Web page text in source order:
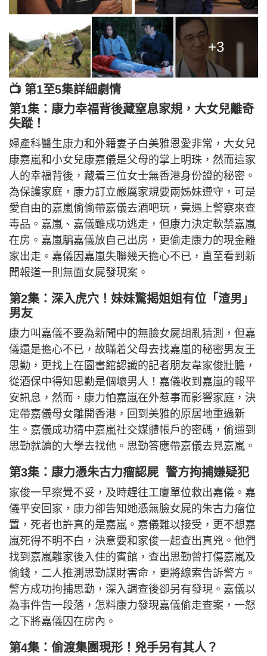
+3
📺 第1至5集詳細劇情
第1集：康力幸福背後藏窒息家規，大女兒離奇
失蹤！
婦產科醫生康力和外籍妻子白美雅恩愛非常，大女兒
康嘉嵐和小女兒康嘉儀是父母的掌上明珠，然而這家
人的幸福背後，藏着三位女士無香港身份證的秘密。
為保護家庭，康力訂立嚴厲家規要兩姊妹遵守，可是
愛自由的嘉嵐偷偷帶嘉儀去酒吧玩，竟遇上警察來查
毒品。嘉嵐、嘉儀雖成功逃走，但康力決定軟禁嘉嵐
在房。嘉嵐騙嘉儀放自己出房，更偷走康力的現金離
家出走。嘉儀因嘉嵐失聯幾天擔心不已，直至看到新
聞報道一則無面女屍發現案。
第2集：深入虎穴！妹妹驚揭姐姐有位「渣男」
男友
康力叫嘉儀不要為新聞中的無臉女屍胡亂猜測，但嘉
儀還是擔心不已，故瞞着父母去找嘉嵐的秘密男友王
思勤，更找上在圖書館認識的記者朋友韋家俊壯膽，
從酒保中得知思勤是個壞男人！嘉儀收到嘉嵐的報平
安訊息，然而，康力怕嘉嵐在外惹事而影響家庭，決
定帶嘉儀母女離開香港，回到美雅的原居地重過新
生。嘉儀成功猜中嘉嵐社交媒體帳戶的密碼，偷遛到
思勤就讀的大學去找他。思勤答應帶嘉儀去見嘉嵐。
第3集：康力憑朱古力瘤認屍 警方拘捕嫌疑犯
家俊一早察覺不妥，及時趕往工廈單位救出嘉儀。嘉
儀平安回家，康力卻告知她憑無臉女屍的朱古力瘤位
置，死者也許真的是嘉嵐。嘉儀難以接受，更不想嘉
嵐死得不明不白，決意要和家俊一起查出真兇。他們
找到嘉嵐離家後入住的賓館，查出思勤曾打傷嘉嵐及
偷錢，二人推測思勤謀財害命，更將線索告訴警方。
警方成功拘捕思勤，深入調查後卻另有發現。嘉儀以
為事件告一段落，怎料康力發現嘉儀偷走查案，一怒
之下將嘉儀囚在房內。
第4集：偷渡集團現形！兇手另有其人？